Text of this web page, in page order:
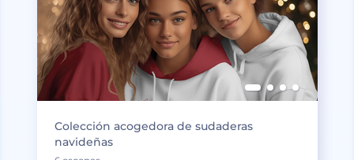
Colección acogedora de sudaderas
navideñas